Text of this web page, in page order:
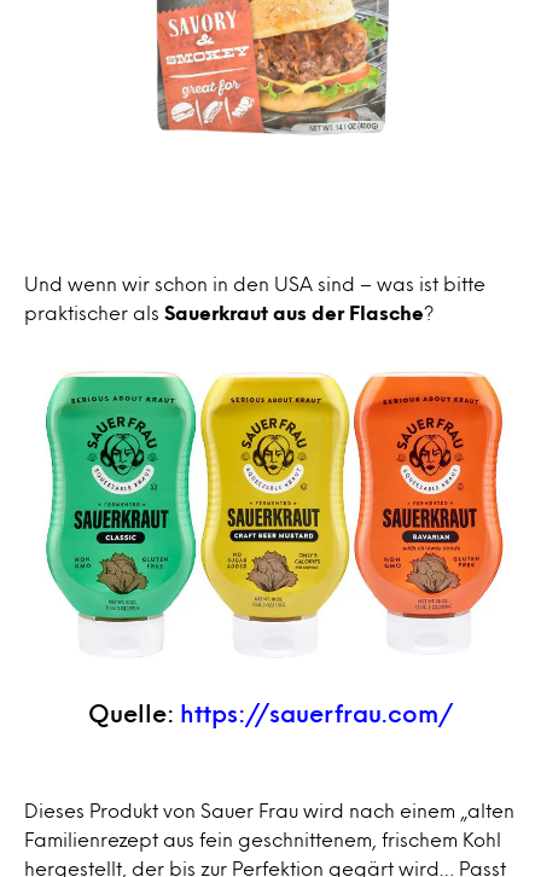
Und wenn wir schon in den USA sind – was ist bitte
praktischer als Sauerkraut aus der Flasche?
Quelle: https://sauerfrau.com/
Dieses Produkt von Sauer Frau wird nach einem „alten
Familienrezept aus fein geschnittenem, frischem Kohl
hergestellt, der bis zur Perfektion gegärt wird… Passt